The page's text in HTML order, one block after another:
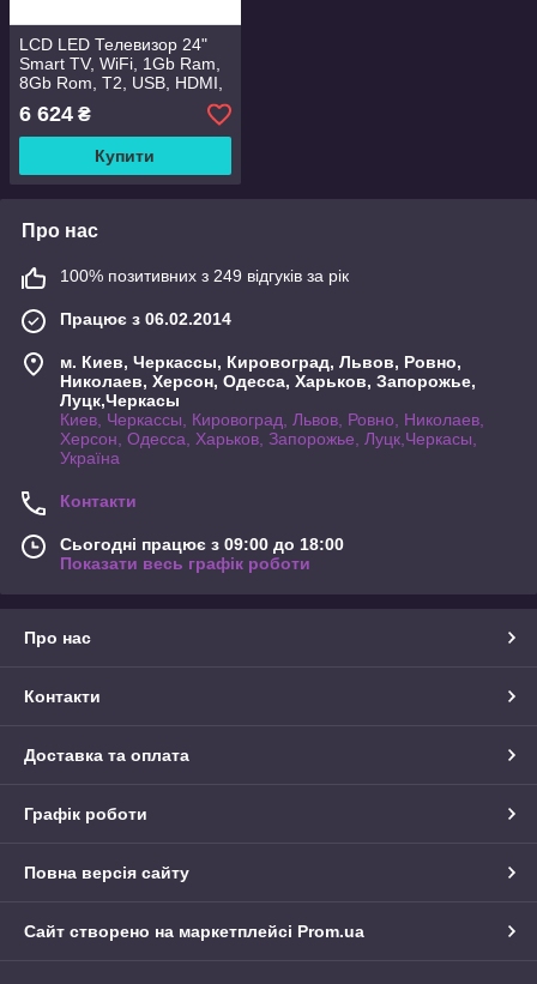
LCD LED Телевизор 24"
Smart TV, WiFi, 1Gb Ram,
8Gb Rom, T2, USB, HDMI,
220/12V, Android
6 624 ₴
Купити
Про нас
100% позитивних з 249 відгуків за рік
Працює з 06.02.2014
м. Киев, Черкассы, Кировоград, Львов, Ровно,
Николаев, Херсон, Одесса, Харьков, Запорожье,
Луцк,Черкасы
Киев, Черкассы, Кировоград, Львов, Ровно, Николаев,
Херсон, Одесса, Харьков, Запорожье, Луцк,Черкасы,
Україна
Контакти
Сьогодні працює з 09:00 до 18:00
Показати весь графік роботи
Про нас
Контакти
Доставка та оплата
Графік роботи
Повна версія сайту
Сайт створено на маркетплейсі Prom.ua